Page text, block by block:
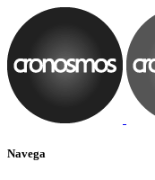
Navega